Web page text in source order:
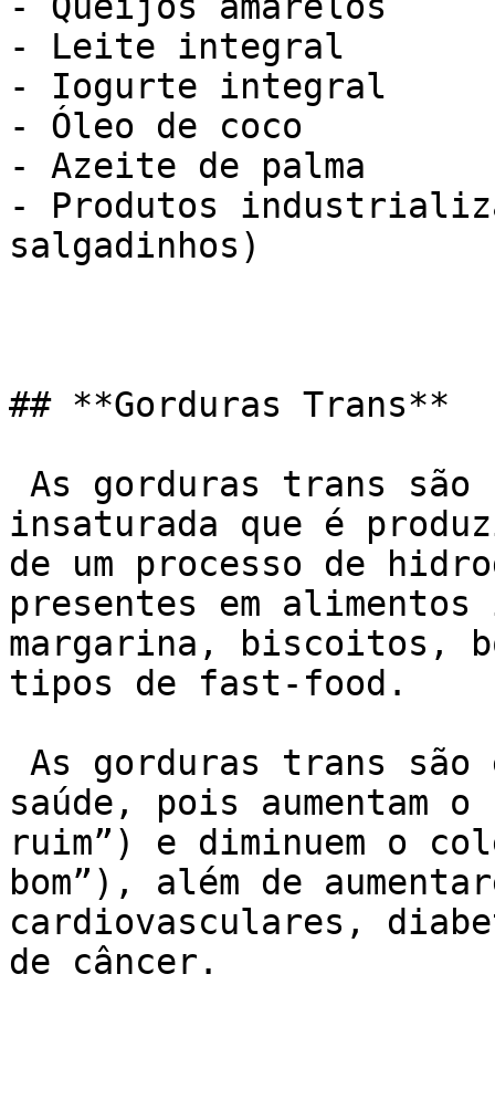
- Leite integral
- Iogurte integral
- Óleo de coco
- Azeite de palma
- Produtos
salgadinhos)
## **Gorduras Trans**
insaturada que é
de um processo de
presentes em
margarina, biscoitos,
tipos de fast-food.
saúde, pois aumentam
ruim”) e diminuem o
bom”), além de
cardiovasculares,
de câncer.